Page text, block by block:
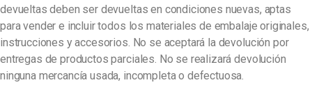
devueltas deben ser devueltas en condiciones nuevas, aptas
para vender e incluir todos los materiales de embalaje originales,
instrucciones y accesorios. No se aceptará la devolución por
entregas de productos parciales. No se realizará devolución
ninguna mercancía usada, incompleta o defectuosa.